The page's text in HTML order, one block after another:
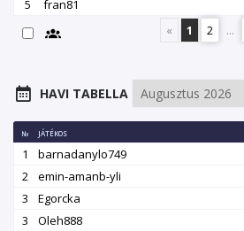
5
fran81
«
1 2 ...
HAVI TABELLA
№ JÁTÉKOS
1 barnadanylo749
2
emin-amanb-yli
3
Egorcka
3
Oleh888